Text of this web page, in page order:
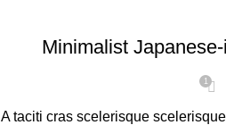
Minimalist
1
A taciti cras scelerisque